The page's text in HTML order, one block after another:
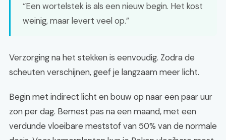
“Een wortelstek is als een nieuw begin. Het kost
weinig, maar levert veel op.”
Verzorging na het stekken is eenvoudig. Zodra de
scheuten verschijnen, geef je langzaam meer licht.
Begin met indirect licht en bouw op naar een paar uur
zon per dag. Bemest pas na een maand, met een
verdunde vloeibare meststof van 50% van de normale